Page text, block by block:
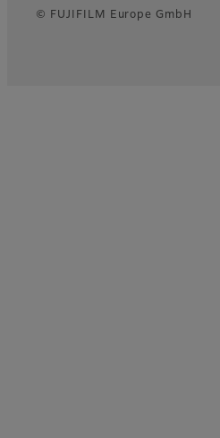
© FUJIFILM Europe GmbH